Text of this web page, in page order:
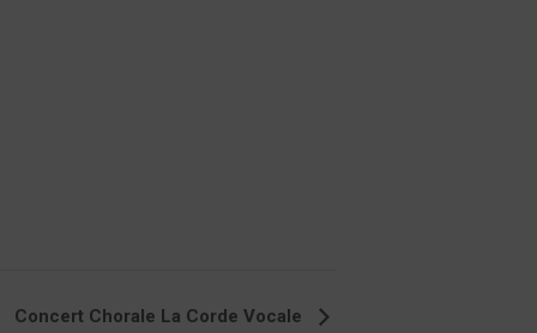
Concert Chorale La Corde Vocale